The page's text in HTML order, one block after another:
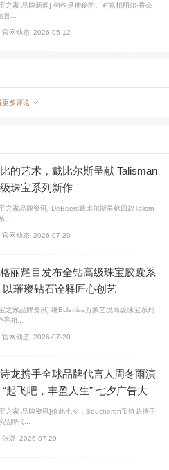
典系列女士腕表的面世则更
计中融入诸多现代时尚的美
典罗马小时的刻度。表壳两
冠则由5个欧米茄品牌标识交
案。图案以红色液态陶瓷打
表的镜面表背则饰有“Her Tim
香奈儿
J12 Untiltled腕表
家都不陌生，2000年第一
横空出世，这不仅是材质上的
之家 品牌新闻] 创作是神秘的。对嘉柏丽尔·香奈
言...
官网动态 2026-05-12
更多评论
的艺术，戴比尔斯呈献 Talisman
珠宝系列新作
之家品牌资讯] DeBeers戴比尔斯呈献四款Talism
...
官网动态 2026-07-20
丽耀目发布全钻高级珠宝胶囊系
以璀璨钻石诠释匠心创艺
之家品牌资讯] 继Eclettica万象艺境高级珠宝系列
亮相...
官网动态 2026-07-20
龙携手全球品牌代言人周冬雨演
“起飞吧，丰盈人生” 七夕广告大
之家 品牌资讯]值此七夕，Boucheron宝诗龙携手
品牌代...
张璐 2026-07-29